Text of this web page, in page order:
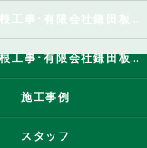
札幌の屋根工事･有限会社鎌田板金工業のお客様の声
施工事例
スタッフ